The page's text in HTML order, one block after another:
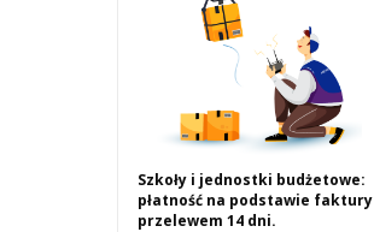
Szkoły i jednostki budżetowe:
płatność na podstawie faktury
przelewem 14 dni.